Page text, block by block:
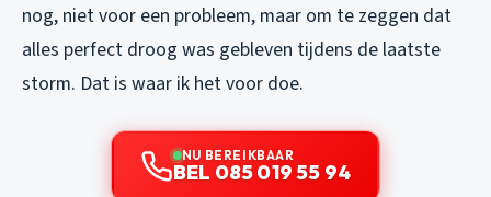
nog, niet voor een probleem, maar om te zeggen dat
alles perfect droog was gebleven tijdens de laatste
storm. Dat is waar ik het voor doe.
NU BEREIKBAAR
BEL 085 019 55 94